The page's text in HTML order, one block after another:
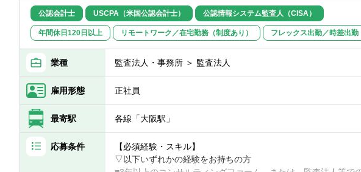
公認会計士 USCPA（米国公認会計士） 公認情報システム監査人（CISA）
年間休日120日以上 リモートワーク／在宅勤務（制度あり） フレックス出勤／時差出勤
業種 監査法人・事務所 ＞ 監査法人
雇用形態 正社員
最寄駅 各線「大阪駅」
応募条件
【必須経験・スキル】
▽以下いずれかの経験をお持ちの方